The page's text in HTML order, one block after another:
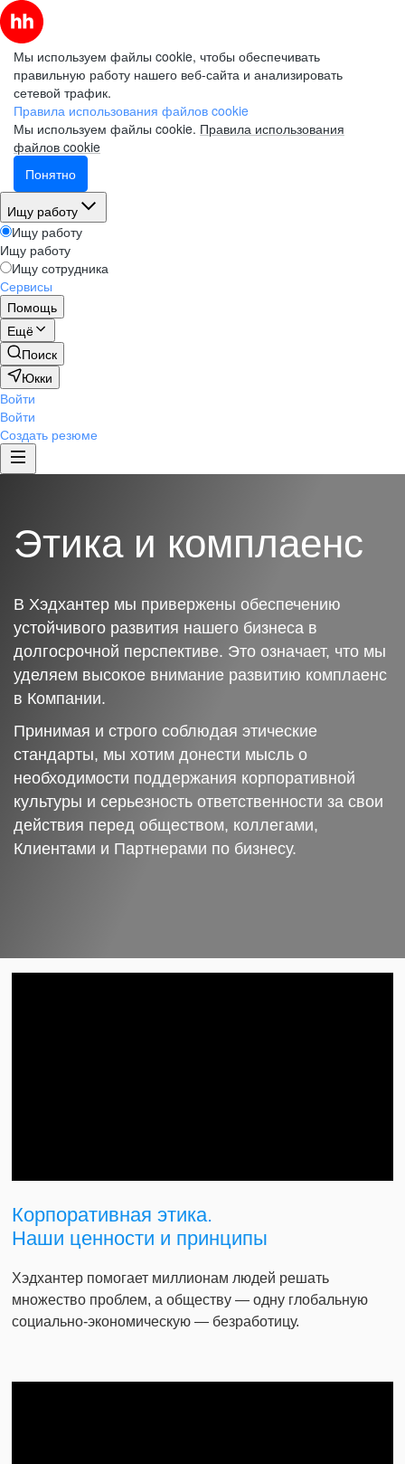
Мы используем файлы cookie, чтобы обеспечивать
правильную работу нашего веб-сайта и анализировать
сетевой трафик.
Правила использования файлов cookie
Мы используем файлы cookie. Правила использования
файлов cookie
Понятно
Ищу работу
Ищу работу
Ищу работу
Ищу сотрудника
Сервисы
Помощь
Ещё
Поиск
Юкки
Войти
Войти
Создать резюме
Этика и комплаенс
В Хэдхантер мы привержены обеспечению
устойчивого развития нашего бизнеса в
долгосрочной перспективе. Это означает, что мы
уделяем высокое внимание развитию комплаенс
в Компании.
Принимая и строго соблюдая этические
стандарты, мы хотим донести мысль о
необходимости поддержания корпоративной
культуры и серьезность ответственности за свои
действия перед обществом, коллегами,
Клиентами и Партнерами по бизнесу.
Корпоративная этика.
Наши ценности и принципы
Хэдхантер помогает миллионам людей решать
множество проблем, а обществу — одну глобальную
социально-экономическую — безработицу.